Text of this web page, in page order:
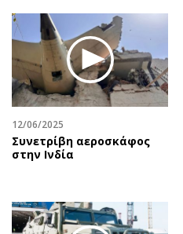
12/06/2025
Συνετρίβη αεροσκάφος
στην Ινδία